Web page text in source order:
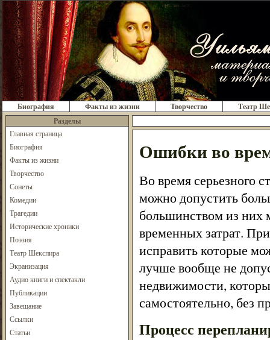
Биография Факты из жизни Творчество
Театр
Разделы
Главная страница
Биография
Факты из жизни
Творчество
Сонеты
Комедии
Трагедии
Исторические хроники
Поэзия
Театр Шекспира
Экранизация
Аудио книги и спектакли
Публикации
Завещание
Ссылки
Статьи
Ошибки во
Во время серьезного
можно допустить
большинством из них
временных затрат.
исправить которые
лучше вообще не
недвижимости,
самостоятельно, без
Процесс